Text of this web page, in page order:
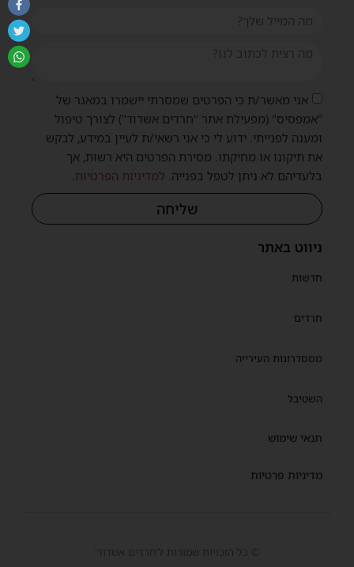
ניווט באתר
חדשות
חרדים
ממסדרונות העירייה
השטיבל
תנאי שימוש
מדיניות פרטיות
אני מאשר/ת כי הפרטים שמסרתי יישמרו במאגר של
"אמפסיס" (מפעילת אתר "חרדים אשדוד") לצורך טיפול
ומענה לפנייתי. ידוע לי כי אני רשאי/ת לעיין במידע, לבקש
את תיקונו או מחיקתו. מסירת הפרטים היא רשות, אך
בלעדיהם לא ניתן לטפל בפנייה. למדיניות הפרטיות.
שליחה
© כל הזכויות שמורות ל'חרדים אשדוד'